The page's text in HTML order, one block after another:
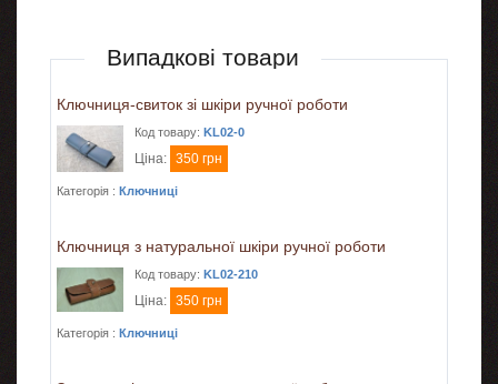
Випадкові товари
Ключниця-свиток зі шкіри ручної роботи
Код товару: KL02-0
Ціна: 350 грн
Категорія : Ключниці
Ключниця з натуральної шкіри ручної роботи
Код товару: KL02-210
Ціна: 350 грн
Категорія : Ключниці